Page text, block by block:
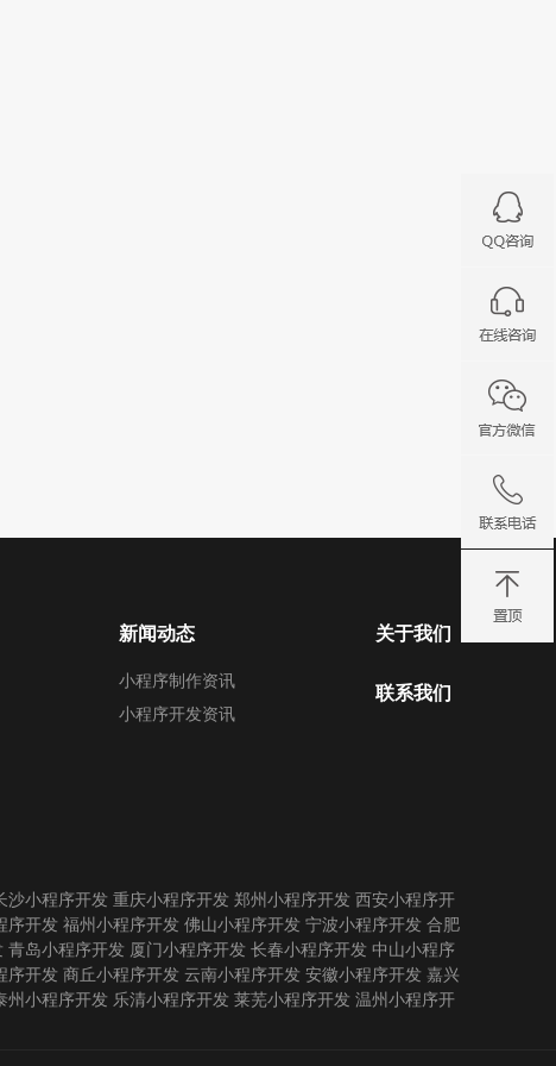
新闻动态
小程序制作资讯
小程序开发资讯
关于我们
联系我们
沙小程序开发 重庆小程序开发 郑州小程序开发 西安小程序开
序开发 福州小程序开发 佛山小程序开发 宁波小程序开发 合肥
青岛小程序开发 厦门小程序开发 长春小程序开发 中山小程序
序开发 商丘小程序开发 云南小程序开发 安徽小程序开发 嘉兴
州小程序开发 乐清小程序开发 莱芜小程序开发 温州小程序开